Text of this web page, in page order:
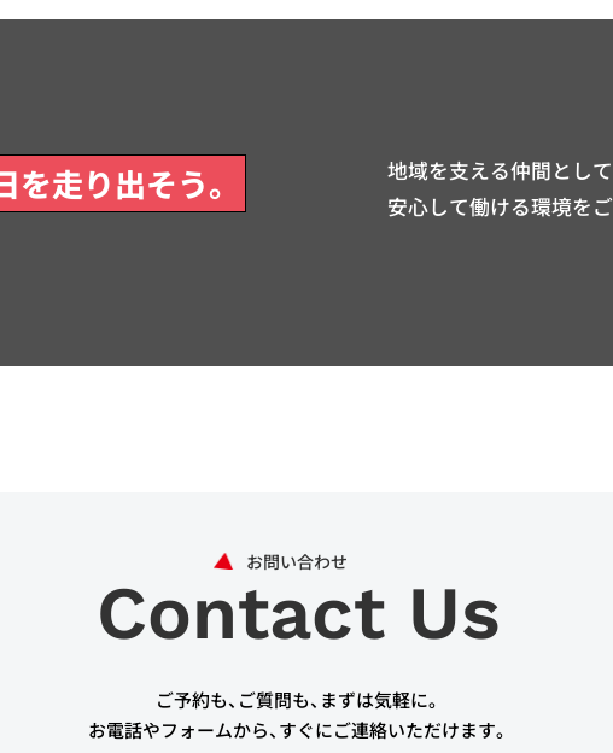
地域を支える仲間とし
安心して働ける環境を
走り出そう。
Contact Us
ご予約も、ご質問も、まずは気軽に。
お電話やフォームから、すぐにご連絡いただけます。